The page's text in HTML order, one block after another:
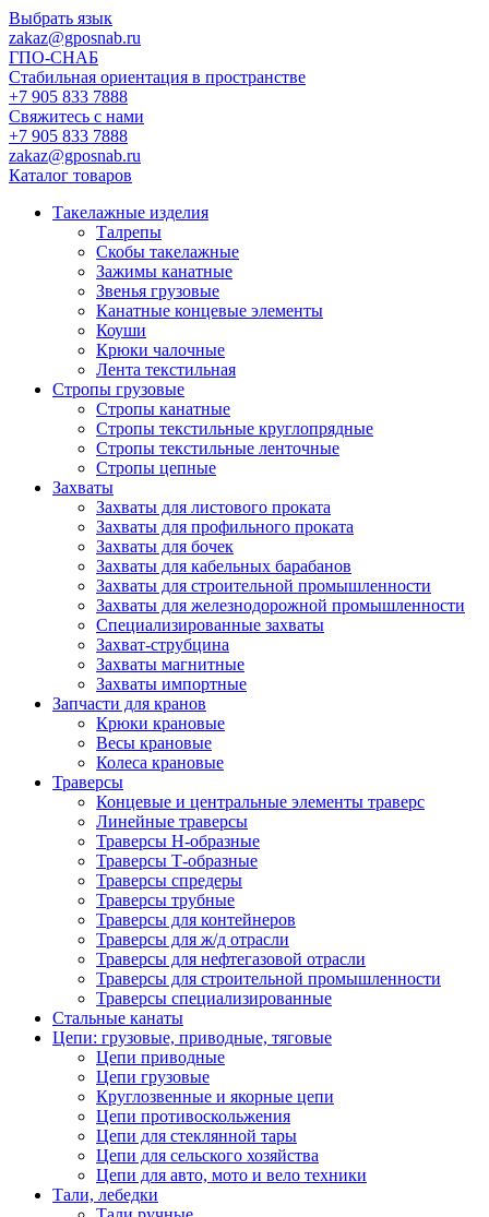
Выбрать язык
zakaz@gposnab.ru
ГПО-СНАБ
Стабильная ориентация в пространстве
+7 905 833 7888
Свяжитесь с нами
+7 905 833 7888
zakaz@gposnab.ru
Каталог товаров
Такелажные изделия
Талрепы
Скобы такелажные
Зажимы канатные
Звенья грузовые
Канатные концевые элементы
Коуши
Крюки чалочные
Лента текстильная
Стропы грузовые
Стропы канатные
Стропы текстильные круглопрядные
Стропы текстильные ленточные
Стропы цепные
Захваты
Захваты для листового проката
Захваты для профильного проката
Захваты для бочек
Захваты для кабельных барабанов
Захваты для строительной промышленности
Захваты для железнодорожной промышленности
Специализированные захваты
Захват-струбцина
Захваты магнитные
Захваты импортные
Запчасти для кранов
Крюки крановые
Весы крановые
Колеса крановые
Траверсы
Концевые и центральные элементы траверс
Линейные траверсы
Траверсы Н-образные
Траверсы Т-образные
Траверсы спредеры
Траверсы трубные
Траверсы для контейнеров
Траверсы для ж/д отрасли
Траверсы для нефтегазовой отрасли
Траверсы для строительной промышленности
Траверсы специализированные
Стальные канаты
Цепи: грузовые, приводные, тяговые
Цепи приводные
Цепи грузовые
Круглозвенные и якорные цепи
Цепи противоскольжения
Цепи для стеклянной тары
Цепи для сельского хозяйства
Цепи для авто, мото и вело техники
Тали, лебедки